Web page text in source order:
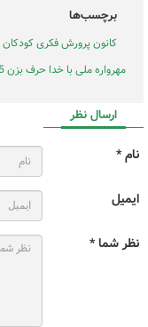
برچسب‌ها
کانون پرورش فکری کودکان
مهرواره ملی با خدا حرف بزن 1405
ارسال نظر
نام *
ایمیل
نظر شما *